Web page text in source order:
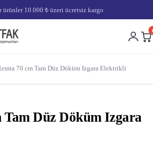
ürünler 10.000 ₺ üzeri ücretsiz kargo
70 cm Tam Düz Döküm Izgara Elektrikli
Tam Düz Döküm Izgara